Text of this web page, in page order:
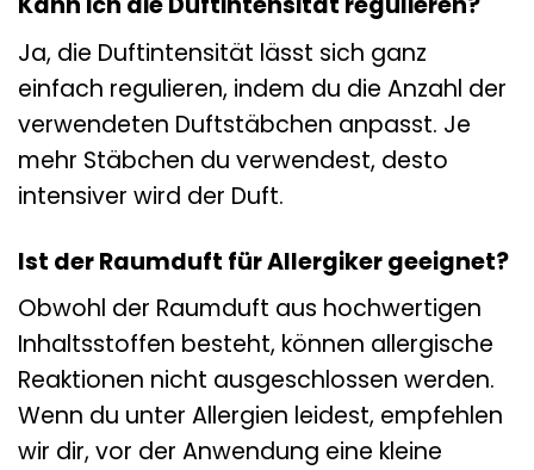
Ja, die Duftintensität lässt sich ganz
einfach regulieren, indem du die Anzahl der
verwendeten Duftstäbchen anpasst. Je
mehr Stäbchen du verwendest, desto
intensiver wird der Duft.
Ist der Raumduft für Allergiker geeignet?
Obwohl der Raumduft aus hochwertigen
Inhaltsstoffen besteht, können allergische
Reaktionen nicht ausgeschlossen werden.
Wenn du unter Allergien leidest, empfehlen
wir dir, vor der Anwendung eine kleine